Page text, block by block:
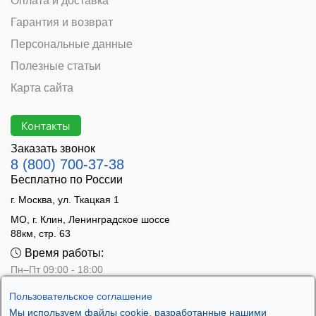
Пользовательское соглашение
Мы используем файлы cookie, разработанные нашими
Эффективно работает в узлах с радиальными и
серии. На сегодняшний день радиальные
подшипники – наиболее распространенный в
металлические шарики, расположенные в ряд.
на внутреннем и внешнем кольце. Огромный выбор
массогабаритным характеристикам, исполнению
боковых защитных уплотнителей и другим
от детских игрушек и бытовых приборов до отраслей
высокоточного машиностроения, авиакосмического
применения.
Гарантия и возврат
Персональные данные
Полезные статьи
Карта сайта
Контакты
Заказать звонок
8 (800) 700-37-38
Бесплатно по России
г. Москва, ул. Ткацкая 1
МО, г. Клин, Ленинградское шоссе
88км, стр. 63
Время работы:
Пн–Пт 09:00 - 18:00
Вс - выходной